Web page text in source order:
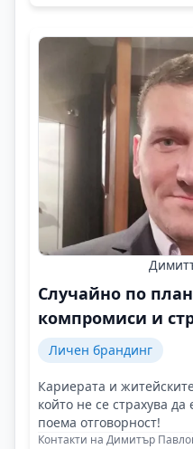
Случайно по
компромиси и
Личен брандинг
Кариерата и
който не се страхува
поема отговорност!
Контакти на Димитър